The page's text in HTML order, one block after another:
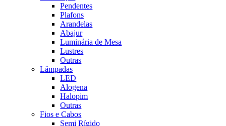
Pendentes
Plafons
Arandelas
Abajur
Luminária de Mesa
Lustres
Outras
Lâmpadas
LED
Alogena
Halopim
Outras
Fios e Cabos
Semi Rígido